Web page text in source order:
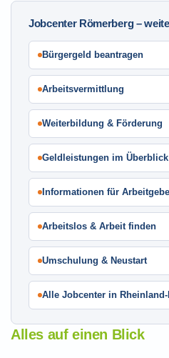
Jobcenter Römerberg –
Bürgergeld beantragen
Arbeitsvermittlung
Weiterbildung & Förderung
Geldleistungen im Überblick
Informationen für
Arbeitslos & Arbeit finden
Umschulung & Neustart
Alle Jobcenter in Rheinland-
Alles auf einen Blick